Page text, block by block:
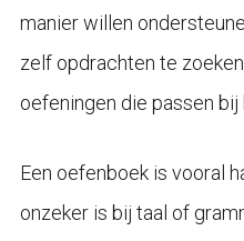
manier willen
zelf opdrachten te
oefeningen die passen bij
Een oefenboek is vooral
onzeker is bij taal of